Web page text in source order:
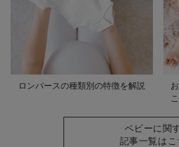
ロンパースの種類別の特徴を解説
ベビーに関
記事一覧はこ